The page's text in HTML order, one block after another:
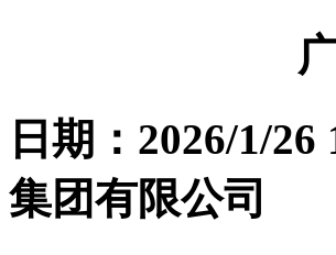
日期：2026/1/
集团有限公司